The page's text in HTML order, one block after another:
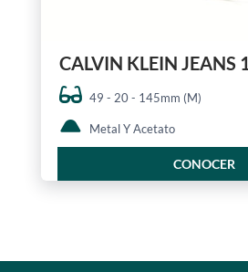
CALVIN KLEIN
49 - 20 - 145mm (M)
Metal Y Acetato
CONOCER